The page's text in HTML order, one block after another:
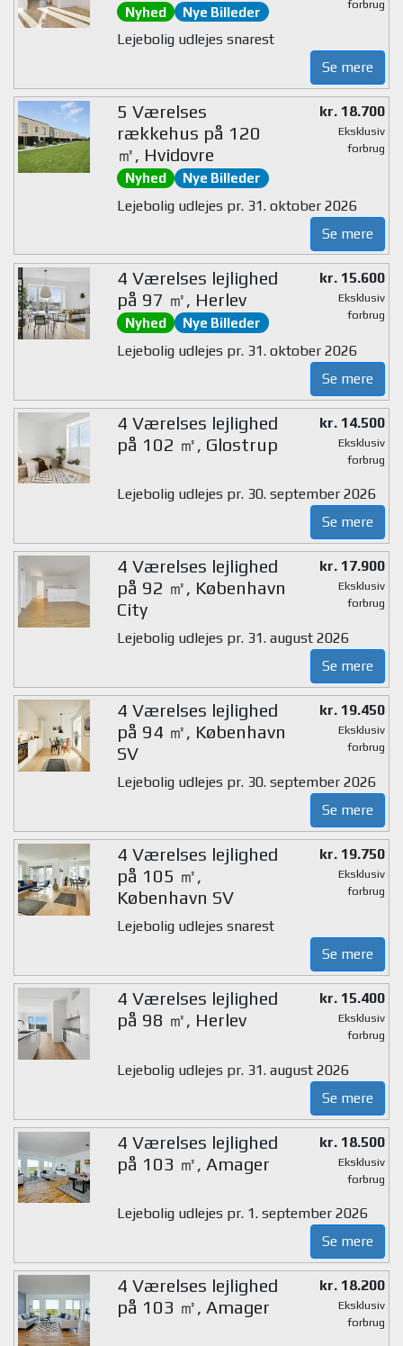
Nyhed Nye Billeder
forbrug
Lejebolig udlejes snarest
Se mere
5 Værelses
rækkehus på 120
㎡, Hvidovre
Nyhed Nye Billeder
kr. 18.700
Eksklusiv
forbrug
Lejebolig udlejes pr. 31. oktober 2026
Se mere
4 Værelses lejlighed
på 97 ㎡, Herlev
Nyhed Nye Billeder
kr. 15.600
Eksklusiv
forbrug
Lejebolig udlejes pr. 31. oktober 2026
Se mere
4 Værelses lejlighed
på 102 ㎡, Glostrup
kr. 14.500
Eksklusiv
forbrug
Lejebolig udlejes pr. 30. september 2026
Se mere
4 Værelses lejlighed
på 92 ㎡, København
City
kr. 17.900
Eksklusiv
forbrug
Lejebolig udlejes pr. 31. august 2026
Se mere
4 Værelses lejlighed
på 94 ㎡, København
SV
kr. 19.450
Eksklusiv
forbrug
Lejebolig udlejes pr. 30. september 2026
Se mere
4 Værelses lejlighed
på 105 ㎡,
København SV
kr. 19.750
Eksklusiv
forbrug
Lejebolig udlejes snarest
Se mere
4 Værelses lejlighed
på 98 ㎡, Herlev
kr. 15.400
Eksklusiv
forbrug
Lejebolig udlejes pr. 31. august 2026
Se mere
4 Værelses lejlighed
på 103 ㎡, Amager
kr. 18.500
Eksklusiv
forbrug
Lejebolig udlejes pr. 1. september 2026
Se mere
4 Værelses lejlighed
på 103 ㎡, Amager
kr. 18.200
Eksklusiv
forbrug